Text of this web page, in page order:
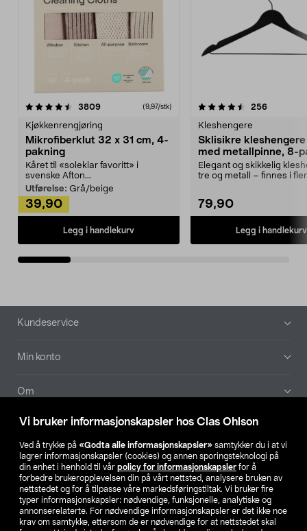
Vi bruker informasjonskapsler hos Clas Ohlson
Ved å trykke på «Godta alle informasjonskapsler» samtykker du i at vi
lagrer informasjonskapsler (cookies) og annen sporingsteknologi på
din enhet i henhold til vår policy for informasjonskapsler for å
forbedre brukeropplevelsen din på vårt nettsted, analysere bruken av
nettstedet og for å tilpasse våre markedsføringstiltak. Vi bruker fire
typer informasjonskapsler: nødvendige, funksjonelle, analytiske og
annonserelaterte. For nødvendige informasjonskapsler er det ikke noe
krav om samtykke, ettersom de er nødvendige for at nettstedet skal
3809anmeldelser(9,97/stk)
Kjøkkenrengjøring
Mikrofiberklut 32 x 31 cm, 4-
pakning
Kåret til «soleklar favoritt» i
svenske Afton...
Utførelse: Grå/beige
39,90
Legg i handlekurv
4.5av 5 stjerner 256
Kleshengere
Sklisikre
med metallpinne, 8-
Elegant og skikkelig
tre og metall – finnes i
79,90
Legg i handlekurv
4.5av 5 stjerner
Bunntekst
Kundeservice
Min konto
Om
Aktuelt
Våre selskaper
Finn din butikk
SE NO FI